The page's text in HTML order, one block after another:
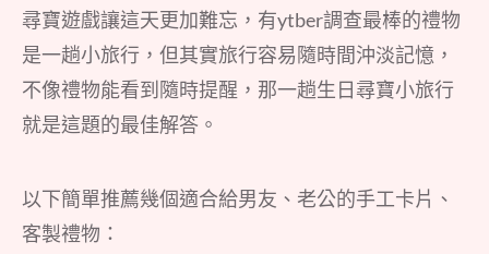
尋寶遊戲讓這天更加難忘，有ytber調查最棒的禮物
是一趟小旅行，但其實旅行容易隨時間沖淡記憶，
不像禮物能看到隨時提醒，那一趟生日尋寶小旅行
就是這題的最佳解答。
以下簡單推薦幾個適合給男友、老公的手工卡片、
客製禮物：